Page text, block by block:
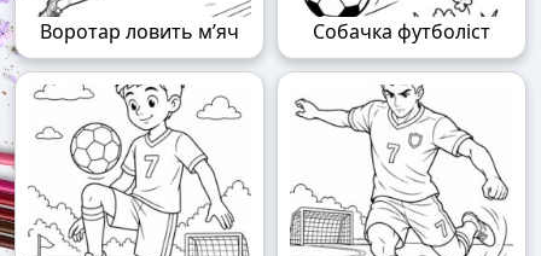
Воротар ловить м’яч Собачка футболіст